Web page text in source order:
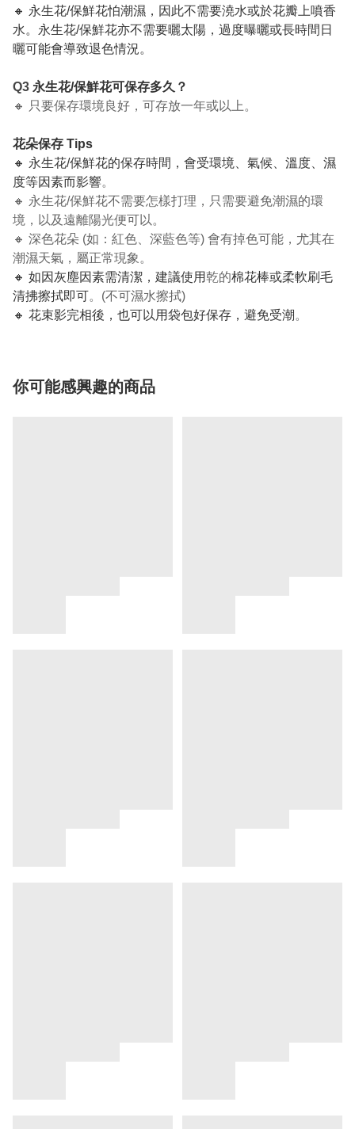
🔸 永生花/保鮮花怕潮濕，因此不需要澆水或於花瓣上噴香
水。永生花/保鮮花亦不需要曬太陽，過度曝曬或長時間日
曬可能會導致退色情況。
Q3 永生花/保鮮花可保存多久？
🔸 只要保存環境良好，可存放一年或以上。
花朵保存 Tips
🔸 永生花/保鮮花的保存時間，會受環境、氣候、溫度、濕
度等因素而影響。
🔸 永生花/保鮮花不需要怎樣打理，只需要避免潮濕的環
境，以及遠離陽光便可以。
🔸 深色花朵 (如：紅色、深藍色等) 會有掉色可能，尤其在
潮濕天氣，屬正常現象。
🔸 如因灰塵因素需清潔，建議使用乾的棉花棒或柔軟刷毛
清拂擦拭即可。(不可濕水擦拭)
🔸 花束影完相後，也可以用袋包好保存，避免受潮 。
你可能感興趣的商品